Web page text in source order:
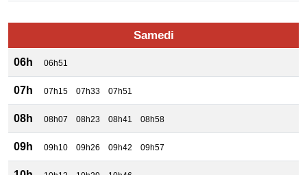
Samedi
06h 06h51
07h 07h15 07h33 07h51
08h 08h07 08h23 08h41 08h58
09h 09h10 09h26 09h42 09h57